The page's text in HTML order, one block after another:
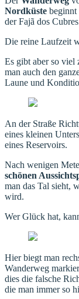
Nordküste
der Fajã dos
Die reine Laufzeit
Es gibt aber so viel
man auch den
Laune und
An der Straße
eines kleinen
eines Reservoirs.
Nach wenigen
schönen
man das Tal sieht,
wird.
Wer Glück hat,
Hier biegt man
Wanderweg
dies die falsche
die man immer so